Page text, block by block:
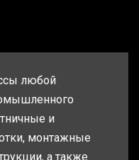
любой
и
монтажные
а также